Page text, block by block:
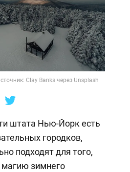
Clay Banks через Unsplash
штата Нью-Йорк есть
городков,
подходят для того,
зимнего